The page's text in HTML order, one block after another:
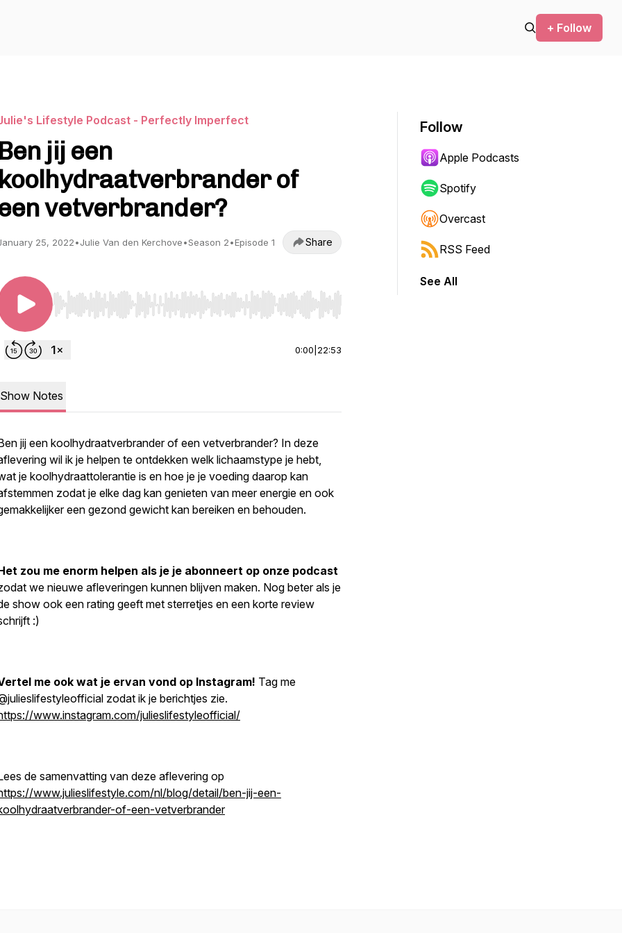
+ Follow
Lifestyle Podcast - Perfectly Imperfect
Ben jij een
koolhydraatverbrander of
vetverbrander?
25, 2022•Julie Van den Kerchove•Season 2•Episode 1 Share
Use Left/Right to seek, Home/End to jump to start or end. Hold shift to jump forward or backward.
0:00 22:53
Show Notes
jij een koolhydraatverbrander of een vetverbrander? In deze
wil ik je helpen te ontdekken welk lichaamstype je hebt,
je koolhydraattolerantie is en hoe je je voeding daarop kan
zodat je elke dag kan genieten van meer energie en ook
een gezond gewicht kan bereiken en behouden.
zou me enorm helpen als je je abonneert op onze podcast
we nieuwe afleveringen kunnen blijven maken. Nog beter als je
show ook een rating geeft met sterretjes en een korte review
:)
me ook wat je ervan vond op Instagram! Tag me
zodat ik je berichtjes zie.
www.instagram.com/julieslifestyleofficial/
de samenvatting van deze aflevering op
www.julieslifestyle.com/nl/blog/detail/ben-jij-een-
of-een-vetverbrander
Follow
Apple Podcasts
Spotify
Overcast
RSS Feed
See All